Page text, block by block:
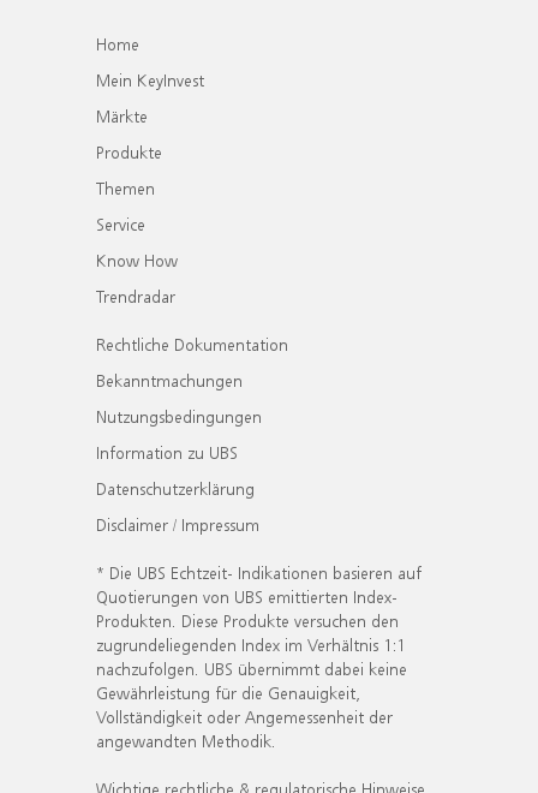
Home
Mein KeyInvest
Märkte
Produkte
Themen
Service
Know How
Trendradar
Rechtliche Dokumentation
Bekanntmachungen
Nutzungsbedingungen
Information zu UBS
Datenschutzerklärung
Disclaimer / Impressum
* Die UBS Echtzeit- Indikationen basieren auf
Quotierungen von UBS emittierten Index-
Produkten. Diese Produkte versuchen den
zugrundeliegenden Index im Verhältnis 1:1
nachzufolgen. UBS übernimmt dabei keine
Gewährleistung für die Genauigkeit,
Vollständigkeit oder Angemessenheit der
angewandten Methodik.